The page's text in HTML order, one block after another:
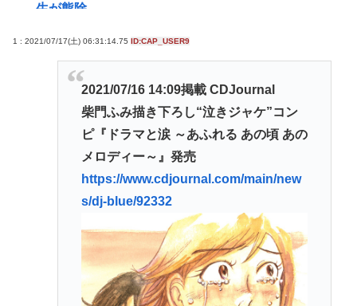
生が熊除
おまえらが今までに使った事がある【ズル休み】の
【悲報】女子自転車競技、ブラに綿を詰めまくって
空気抵抗を減らすチート技が発覚ｗｗｗ
パズー「お父さん嘘つき呼ばわりされて死んじゃっ
た」ってセリフあるけど、どんな自殺方法だった
「バス停にされてる？」幼稚園バスが自宅前に“無断
停車” 敷地内に侵入も…保護者マナーに「我慢の限
1 : 2021/07/17(土) 06:31:14.75 ID:CAP_USER9
2021/07/16 14:09掲載 CDJournal
柴門ふみ描き下ろし“泣きジャケ”コン
ピ『ドラマと涙 ～あふれる あの頃 あの
メロディー～』発売
https://www.cdjournal.com/main/new
s/dj-blue/92332